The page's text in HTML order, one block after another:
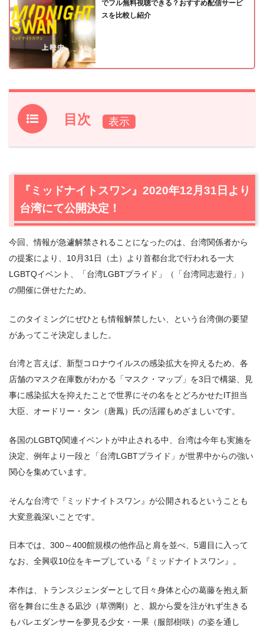
でフル無料視聴できる？おすすめ配信サービ
スを比較し紹介
目次
1.『ミッドナイトスワン』2020年12月31日より台湾にて公
1.2 内田英治監督コメント
2.『ミッドナイトスワン』作品情報
2.1 あらすじ
『ミッドナイトスワン』2020年12月31日より
台湾にて公開決定！
今回、情報が急遽解禁されることになったのは、台湾関係者から
の提案により、10月31日（土）より首都台北で行われる一大
LGBTQイベント、「台湾LGBTプライド」（「台湾同志遊行」）
の開催に併せたため。
このタイミングにぜひとも情報解禁したい、という台湾側の要望
があってこそ決定しました。
台湾と言えば、新型コロナウイルスの感染拡大を抑えるため、各
店舗のマスク在庫数がわかる「マスク・マップ」を3日で構築、見
事に感染拡大を抑えたことで世界にその名をとどろかせたIT担当
大臣、オードリー・タン（唐鳳）氏の活躍もめざましいです。
各国のLGBTQ関連イベントが中止される中、台湾は今年も実施を
決定、例年より一段と「台湾LGBTプライド」が世界中からの強い
関心を集めています。
そんな台湾で『ミッドナイトスワン』が公開されるということも
大変意義深いことです。
日本では、300～400館規模の他作品と肩を並べ、5週目に入って
なお、全興収10位をキープしている『ミッドナイトスワン』。
本作は、トランスジェンダーとして日々身体と心の葛藤を抱え新
宿を舞台に生きる凪沙（草彅剛）と、親から愛を注がれず生きる
もバレエダンサーを夢見る少女・一果（服部樹咲）の姿を通し